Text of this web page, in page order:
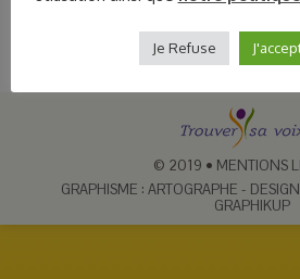
© 2019 • MENTIONS
GRAPHISME : ARTOGRAPHE -
GRAPHIKUP
Je Refuse